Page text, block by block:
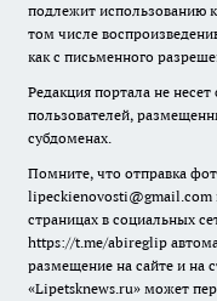
подлежит использованию
том числе
как с письменного
Редакция портала не
пользователей,
субдоменах.
Помните, что отправка
lipeckienovosti@gmail.com
страницах в социальных
https://t.me/abireglip
размещение на сайте и на
«Lipetsknews.ru» может